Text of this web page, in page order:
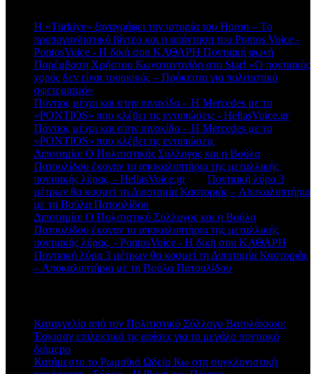
Η «Türkiye» ξαναγράφει την ιστορία του Horon – Το
προπαγανδιστικό βίντεο και η απάντηση του Pontos Voice -
PontosVoice - H δική σου ΚΑΘΑΡΗ Ποντιακή φωνή
Παρέμβαση Χρήστου Κωνσταντινίδη στο Star! «Ο ποντιακός
χορός δεν είναι τουρκικός – Πρόκειται για πολιτιστικό
σφετερισμό»
Πόντιος μέχρι και στην πινακίδα – Η Mercedes με το
«PONTIOS» που κλέβει τις εντυπώσεις - HellasVoice.grστο
Πόντιος μέχρι και στην πινακίδα – Η Mercedes με το
«PONTIOS» που κλέβει τις εντυπώσεις
Διποταμία: Ο Πολιτιστικός Σύλλογος και η Βούλα
Πατουλίδου έκαναν τα αποκαλυπτήρια της μεταλλικής
ποντιακής λύρας. - HellasVoice.grστο Ποντιακή λύρα 3
μέτρων θα κοσμεί τη Διποταμία Καστοριάς – Αποκαλυπτήρια
με τη Βούλα Πατουλίδου
Διποταμία: Ο Πολιτιστικό Σύλλογος και η Βούλα
Πατουλίδου έκαναν τα αποκαλυπτήρια της μεταλλικής
ποντιακής λύρας. - PontosVoice - H δική σου ΚΑΘΑΡΗ
Ποντιακή λύρα 3 μέτρων θα κοσμεί τη Διποταμία Καστοριάς
– Αποκαλυπτήρια με τη Βούλα Πατουλίδου
Καταγγελία από τον Πολιτιστικό Σύλλογο Βατολάκκου:
Έσκισαν επιλεκτικά τις αφίσες για το μεγάλο ποντιακό
διήμερο
Κατάμεστο το Ρωμαϊκό Ωδείο Κω στη συγκλονιστική